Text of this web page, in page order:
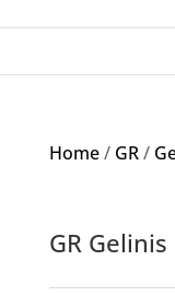
Home/ GR/
GR